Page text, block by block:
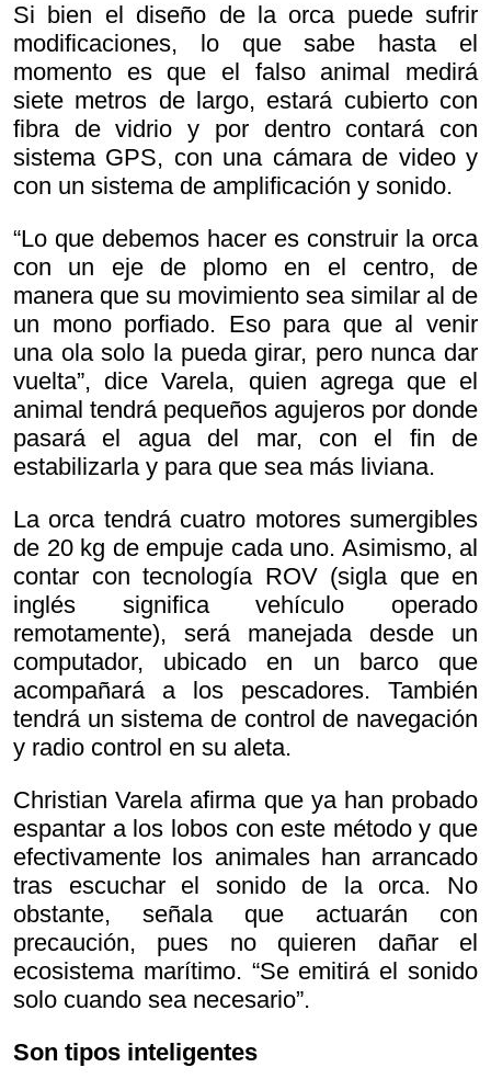
Si bien el diseño de la orca puede sufrir
modificaciones, lo que sabe hasta el
momento es que el falso animal medirá
siete metros de largo, estará cubierto con
fibra de vidrio y por dentro contará con
sistema GPS, con una cámara de video y
con un sistema de amplificación y sonido.
“Lo que debemos hacer es construir la orca
con un eje de plomo en el centro, de
manera que su movimiento sea similar al de
un mono porfiado. Eso para que al venir
una ola solo la pueda girar, pero nunca dar
vuelta”, dice Varela, quien agrega que el
animal tendrá pequeños agujeros por donde
pasará el agua del mar, con el fin de
estabilizarla y para que sea más liviana.
La orca tendrá cuatro motores sumergibles
de 20 kg de empuje cada uno. Asimismo, al
contar con tecnología ROV (sigla que en
inglés significa vehículo operado
remotamente), será manejada desde un
computador, ubicado en un barco que
acompañará a los pescadores. También
tendrá un sistema de control de navegación
y radio control en su aleta.
Christian Varela afirma que ya han probado
espantar a los lobos con este método y que
efectivamente los animales han arrancado
tras escuchar el sonido de la orca. No
obstante, señala que actuarán con
precaución, pues no quieren dañar el
ecosistema marítimo. “Se emitirá el sonido
solo cuando sea necesario”.
Son tipos inteligentes